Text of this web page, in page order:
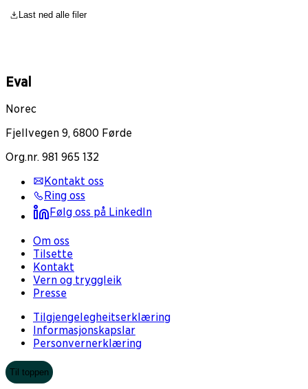
Last ned alle filer
Eval
Norec
Fjellvegen 9, 6800 Førde
Org.nr. 981 965 132
Kontakt oss
Ring oss
Følg oss på LinkedIn
Om oss
Tilsette
Kontakt
Vern og tryggleik
Presse
Tilgjengelegheitserklæring
Informasjonskapslar
Personvernerklæring
Til toppen